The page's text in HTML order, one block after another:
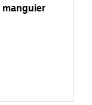
manguier